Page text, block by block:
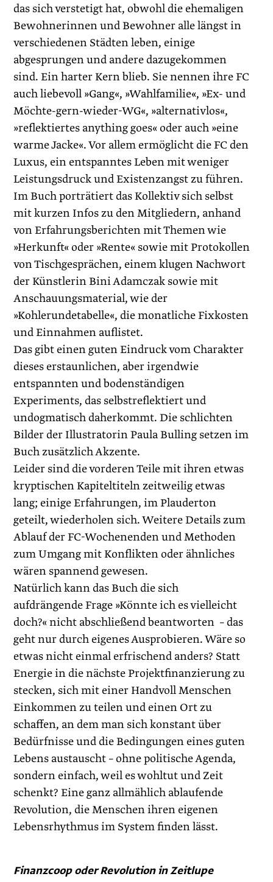
das sich verstetigt hat, obwohl die ehemaligen
Bewohnerinnen und Bewohner alle längst in
verschiedenen Städten leben, einige
abgesprungen und andere dazugekommen
sind. Ein harter Kern blieb. Sie nennen ihre FC
auch liebevoll »Gang«, »Wahlfamilie«, »Ex- und
Möchte-gern-wieder-WG«, »alternativlos«,
»reflektiertes anything goes« oder auch »eine
warme ­Jacke«. Vor allem ermöglicht die FC den
Luxus, ein entspanntes Leben mit weniger
Leistungsdruck und Existenzangst zu führen.
Im Buch porträtiert das Kollektiv sich selbst
mit kurzen Infos zu den Mitgliedern, anhand
von Erfahrungsberichten mit Themen wie
»Herkunft« oder »Rente« sowie mit Protokollen
von Tischgesprächen, einem klugen Nachwort
der Künstlerin Bini Adamczak sowie mit
Anschauungsmaterial, wie der
»Kohlerundetabelle«, die monatliche Fixkosten
und Einnahmen auflistet.
Das gibt einen guten Eindruck vom Charakter
dieses erstaunlichen, aber irgendwie
entspannten und bodenständigen
Experiments, das selbstreflektiert und
undogmatisch daherkommt. Die schlichten
Bilder der Illustratorin Paula Bulling setzen im
Buch zusätzlich Akzente.
Leider sind die vorderen Teile mit ihren etwas
kryptischen Kapiteltiteln zeitweilig etwas
lang; einige Erfahrungen, im Plauderton
geteilt, wiederholen sich. Weitere Details zum
Ablauf der FC-Wochenenden und Methoden
zum Umgang mit Konflikten oder ähnliches
wären spannend gewesen.
Natürlich kann das Buch die sich
aufdrängende Frage »Könnte ich es vielleicht
doch?« nicht abschließend beantworten – das
geht nur durch eigenes Ausprobieren. Wäre so
etwas nicht einmal erfrischend anders? Statt
Energie in die nächste Projektfinanzierung zu
stecken, sich mit einer Handvoll Menschen
Einkommen zu teilen und einen Ort zu
schaffen, an dem man sich konstant über
Bedürfnisse und die Bedingungen eines guten
Lebens austauscht – ohne politische Agenda,
sondern einfach, weil es wohltut und Zeit
schenkt? Eine ganz allmählich ablaufende
Revolution, die Menschen ihren eigenen
Lebensrhythmus im System finden lässt.
Finanzcoop oder Revolution in Zeitlupe